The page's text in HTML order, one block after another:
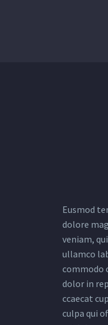
Eusmod
dolore
veniam,
ullamco
commodo
dolor in
ccaecat
culpa qui